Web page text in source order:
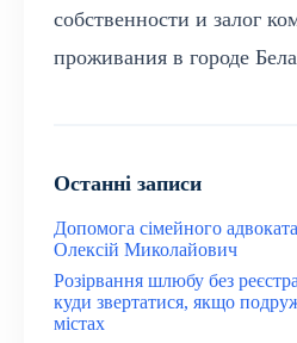
собственности и залог
проживания в городе
Останні записи
Допомога сімейного
Олексій Миколайович
Розірвання шлюбу без
куди звертатися, якщо
містах